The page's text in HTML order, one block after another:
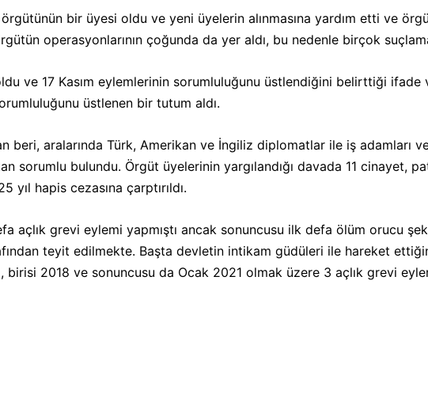
örgütünün bir üyesi oldu ve yeni üyelerin alınmasına yardım etti ve
operasyonlarının çoğunda da yer aldı, bu nedenle birçok
ve 17 Kasım eylemlerinin sorumluluğunu üstlendiğini belirttiği ifade
üstlenen bir tutum aldı.
beri, aralarında Türk, Amerikan ve İngiliz diplomatlar ile iş adamları
bulundu. Örgüt üyelerinin yargılandığı davada 11 cinayet,
hapis cezasına çarptırıldı.
açlık grevi eylemi yapmıştı ancak sonuncusu ilk defa ölüm orucu
teyit edilmekte. Başta devletin intikam güdüleri ile hareket
birisi 2018 ve sonuncusu da Ocak 2021 olmak üzere 3 açlık grevi